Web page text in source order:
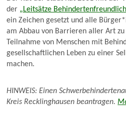
der „Leitsätze
ein Zeichen gesetzt und alle
am Abbau von Barrieren aller Art
Teilnahme von Menschen mit
gesellschaftlichen Leben zu einer
machen.
HINWEIS: Einen
Kreis Recklinghausen beantragen.